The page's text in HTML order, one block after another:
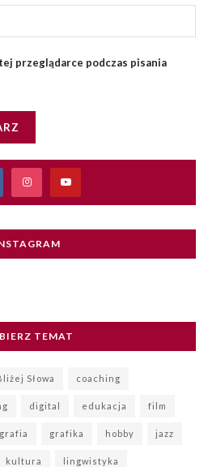
przeglądarce podczas pisania
TEMAT
Słowa coaching
digital edukacja film
grafika hobby jazz
kultura lingwistyka